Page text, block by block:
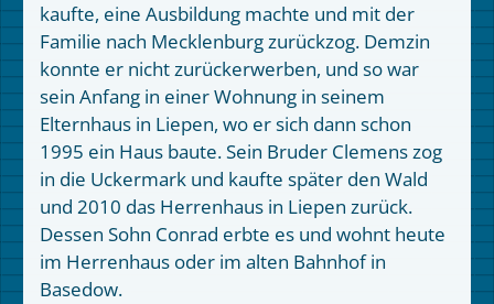
kaufte, eine Ausbildung machte und mit der
Familie nach Mecklenburg zurückzog. Demzin
konnte er nicht zurückerwerben, und so war
sein Anfang in einer Wohnung in seinem
Elternhaus in Liepen, wo er sich dann schon
1995 ein Haus baute. Sein Bruder Clemens zog
in die Uckermark und kaufte später den Wald
und 2010 das Herrenhaus in Liepen zurück.
Dessen Sohn Conrad erbte es und wohnt heute
im Herrenhaus oder im alten Bahnhof in
Basedow.